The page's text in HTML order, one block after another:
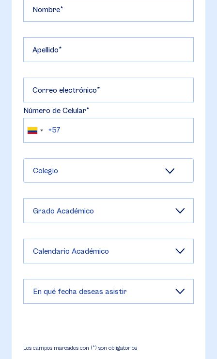
Nombre
Apellido
Correo electrónico
Número de Celular
Colegio
Los campos marcados con (*) son obligatorios